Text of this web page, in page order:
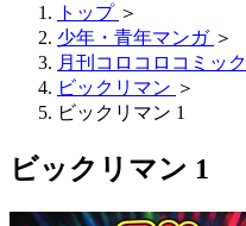
トップ ＞
少年・青年マンガ ＞
月刊コロコロコミック
ビックリマン ＞
ビックリマン 1
ビックリマン 1